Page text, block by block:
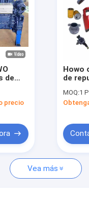
la fábrica
cita
del camión de Shacman
de
precio
Howo
de
cabina
MOQ:1
Vea más